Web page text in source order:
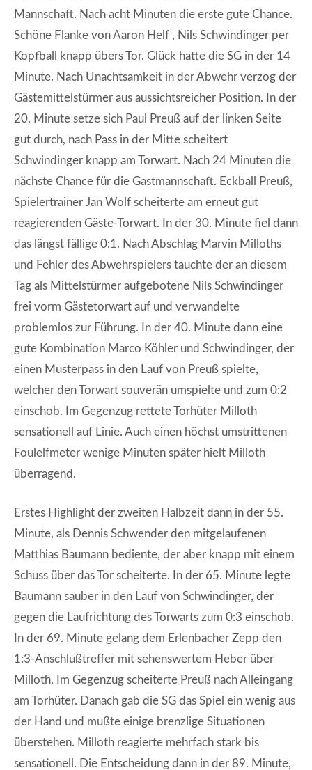
Mannschaft. Nach acht Minuten die erste gute Chance.
Schöne Flanke von Aaron Helf , Nils Schwindinger per
Kopfball knapp übers Tor. Glück hatte die SG in der 14
Minute. Nach Unachtsamkeit in der Abwehr verzog der
Gästemittelstürmer aus aussichtsreicher Position. In der
20. Minute setze sich Paul Preuß auf der linken Seite
gut durch, nach Pass in der Mitte scheitert
Schwindinger knapp am Torwart. Nach 24 Minuten die
nächste Chance für die Gastmannschaft. Eckball Preuß,
Spielertrainer Jan Wolf scheiterte am erneut gut
reagierenden Gäste-Torwart. In der 30. Minute fiel dann
das längst fällige 0:1. Nach Abschlag Marvin Milloths
und Fehler des Abwehrspielers tauchte der an diesem
Tag als Mittelstürmer aufgebotene Nils Schwindinger
frei vorm Gästetorwart auf und verwandelte
problemlos zur Führung. In der 40. Minute dann eine
gute Kombination Marco Köhler und Schwindinger, der
einen Musterpass in den Lauf von Preuß spielte,
welcher den Torwart souverän umspielte und zum 0:2
einschob. Im Gegenzug rettete Torhüter Milloth
sensationell auf Linie. Auch einen höchst umstrittenen
Foulelfmeter wenige Minuten später hielt Milloth
überragend.
Erstes Highlight der zweiten Halbzeit dann in der 55.
Minute, als Dennis Schwender den mitgelaufenen
Matthias Baumann bediente, der aber knapp mit einem
Schuss über das Tor scheiterte. In der 65. Minute legte
Baumann sauber in den Lauf von Schwindinger, der
gegen die Laufrichtung des Torwarts zum 0:3 einschob.
In der 69. Minute gelang dem Erlenbacher Zepp den
1:3-Anschlußtreffer mit sehenswertem Heber über
Milloth. Im Gegenzug scheiterte Preuß nach Alleingang
am Torhüter. Danach gab die SG das Spiel ein wenig aus
der Hand und mußte einige brenzlige Situationen
überstehen. Milloth reagierte mehrfach stark bis
sensationell. Die Entscheidung dann in der 89. Minute,